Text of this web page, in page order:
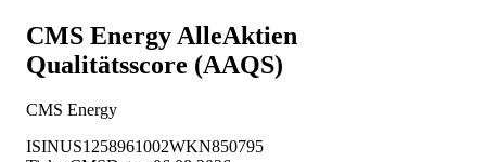
CMS Energy AlleAktien
Qualitätsscore (AAQS)
CMS Energy
ISINUS1258961002WKN850795